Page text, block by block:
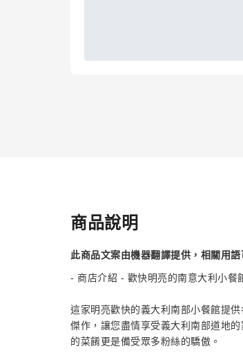
商品說明
此商品文案由機器翻譯提供，相關用
- 商店介紹 - 歡快明亮的南意大利小餐
這家明亮歡快的義大利南部小餐館提
傑作，讓您盡情享受義大利南部道地
的菜餚更是備受眾多粉絲的驕傲。